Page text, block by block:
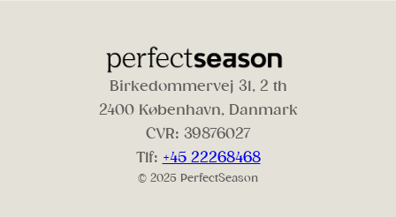
Birkedommervej 31, 2 th
2400 København, Danmark
CVR: 39876027
Tlf: +45 22268468
© 2025 PerfectSeason